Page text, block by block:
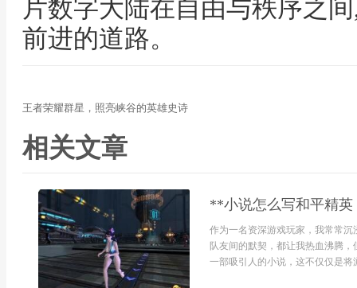
片数字大陆在自由与秩序之
前进的道路。
王者荣耀群星，照亮峡谷的英雄史诗
相关文章
**小说怎么写和平精
作为一名资深游戏玩家，我常常
队友间的默契，都让我热血沸腾
一部吸引人的小说，这不仅仅是